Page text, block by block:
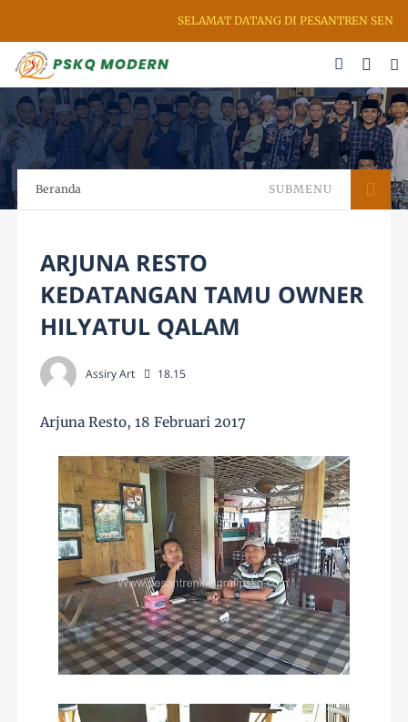
SELAMAT DATANG DI PESANTREN SENI
Beranda SUBMENU
ARJUNA RESTO
KEDATANGAN TAMU OWNER
HILYATUL QALAM
Assiry Art 18.15
Arjuna Resto, 18 Februari 2017